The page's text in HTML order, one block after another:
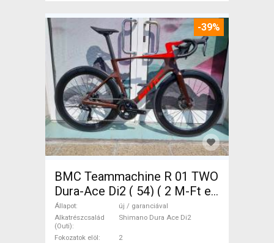
-39%
BMC Teammachine R 01 TWO
Dura-Ace Di2 ( 54) ( 2 M-Ft e
Országúti Shimano Dura Ace
Di2 tárcsafék új / garanciával
ELADÓ
Állapot
új / garanciával
Alkatrészcsalád
(Outi)
Shimano Dura Ace Di2
Fokozatok elöl
2